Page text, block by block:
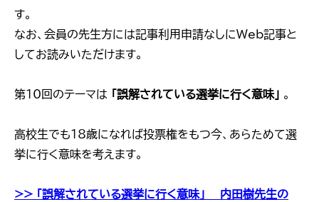
す。
なお、会員の先生方には記事利用申請なしにWeb記事と
してお読みいただけます。
第10回のテーマは 「誤解されている選挙に行く意味」 。
高校生でも18歳になれば投票権をもつ今、あらためて選
挙に行く意味を考えます。
>> 「誤解されている選挙に行く意味」 ―内田樹先生の